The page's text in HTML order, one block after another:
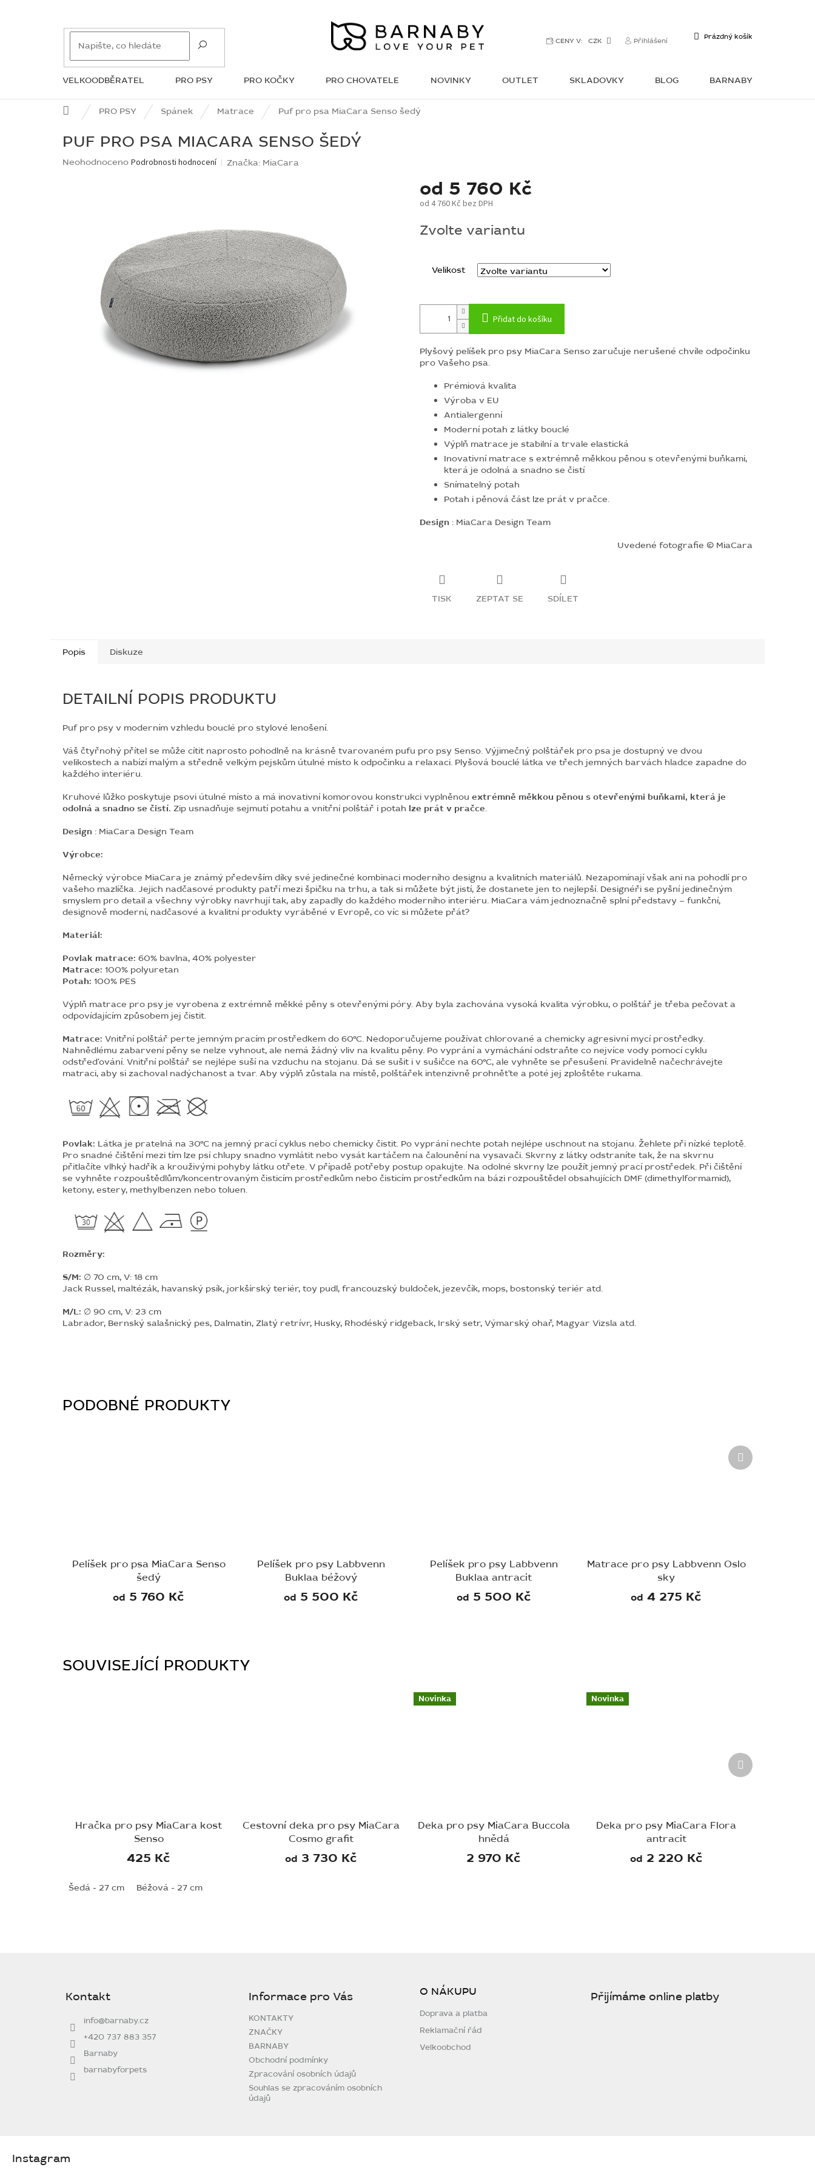
CENY V: CZK Přihlášení
NÁKUPNÍ
Prázdný košík
VELKOODBĚRATEL PRO PSY PRO KOČKY PRO CHOVATELE NOVINKY OUTLET SKLADOVKY BLOG BARNABY
ZNAČKY WISH LIST
Domů PRO PSY Spánek Matrace Puf pro psa MiaCara Senso šedý
PUF PRO PSA MIACARA SENSO ŠEDÝ
Průměrné
Neohodnoceno Podrobnosti hodnocení Značka: MiaCara
od 5 760 Kč
od 4 760 Kč bez DPH
cena:
Zvolte variantu
Velikost
Přidat do košíku
Plyšový pelíšek pro psy MiaCara Senso zaručuje nerušené chvíle odpočinku
pro Vašeho psa.
Prémiová kvalita
Výroba v EU
Antialergenní
Moderní potah z látky bouclé
Výplň matrace je stabilní a trvale elastická
Inovativní matrace s extrémně měkkou pěnou s otevřenými buňkami,
která je odolná a snadno se čistí
Snímatelný potah
Potah i pěnová část lze prát v pračce.
Design : MiaCara Design Team
Uvedené fotografie © MiaCara
TISK ZEPTAT SE SDÍLET
SOUVISEJÍCÍ PRODUKTY
Hračka pro psy MiaCara kost
Senso
425 Kč
Šedá - 27 cm Béžová - 27 cm
Cestovní deka pro psy MiaCara
Cosmo grafit
od 3 730 Kč
Novinka
Deka pro psy MiaCara Buccola
hnědá
2 970 Kč
Novinka
Deka pro psy MiaCara Flora
antracit
od 2 220 Kč
Další
produkt
Popis Diskuze
DETAILNÍ POPIS PRODUKTU
Puf pro psy v moderním vzhledu bouclé pro stylové lenošení.
Váš čtyřnohý přítel se může cítit naprosto pohodlně na krásně tvarovaném pufu pro psy Senso. Výjimečný polštářek pro psa je dostupný ve dvou
velikostech a nabízí malým a středně velkým pejskům útulné místo k odpočinku a relaxaci. Plyšová bouclé látka ve třech jemných barvách hladce zapadne do
každého interiéru.
Kruhové lůžko poskytuje psovi útulné místo a má inovativní komorovou konstrukci vyplněnou extrémně měkkou pěnou s otevřenými buňkami, která je
odolná a snadno se čistí. Zip usnadňuje sejmutí potahu a vnitřní polštář i potah lze prát v pračce.
Design : MiaCara Design Team
Výrobce:
Německý výrobce MiaCara je známý především díky své jedinečné kombinaci moderního designu a kvalitních materiálů. Nezapomínají však ani na pohodlí pro
vašeho mazlíčka. Jejich nadčasové produkty patří mezi špičku na trhu, a tak si můžete být jistí, že dostanete jen to nejlepší. Designéři se pyšní jedinečným
smyslem pro detail a všechny výrobky navrhují tak, aby zapadly do každého moderního interiéru. MiaCara vám jednoznačně splní představy – funkční,
designově moderní, nadčasové a kvalitní produkty vyráběné v Evropě, co víc si můžete přát?
Materiál:
Povlak matrace: 60% bavlna, 40% polyester
Matrace: 100% polyuretan
Potah: 100% PES
Výplň matrace pro psy je vyrobena z extrémně měkké pěny s otevřenými póry. Aby byla zachována vysoká kvalita výrobku, o polštář je třeba pečovat a
odpovídajícím způsobem jej čistit.
Matrace: Vnitřní polštář perte jemným pracím prostředkem do 60°C. Nedoporučujeme používat chlorované a chemicky agresivní mycí prostředky.
Nahnědlému zabarvení pěny se nelze vyhnout, ale nemá žádný vliv na kvalitu pěny. Po vyprání a vymáchání odstraňte co nejvíce vody pomocí cyklu
odstřeďování. Vnitřní polštář se nejlépe suší na vzduchu na stojanu. Dá se sušit i v sušičce na 60°C, ale vyhněte se přesušení. Pravidelně načechrávejte
matraci, aby si zachoval nadýchanost a tvar. Aby výplň zůstala na místě, polštářek intenzivně prohněťte a poté jej zploštěte rukama.
Povlak: Látka je pratelná na 30°C na jemný prací cyklus nebo chemicky čistit. Po vyprání nechte potah nejlépe uschnout na stojanu. Žehlete při nízké teplotě.
Pro snadné čištění mezi tím lze psí chlupy snadno vymlátit nebo vysát kartáčem na čalounění na vysavači. Skvrny z látky odstraníte tak, že na skvrnu
přitlačíte vlhký hadřík a krouživými pohyby látku otřete. V případě potřeby postup opakujte. Na odolné skvrny lze použít jemný prací prostředek. Při čištění
se vyhněte rozpouštědlům/koncentrovaným čisticím prostředkům nebo čisticím prostředkům na bázi rozpouštědel obsahujících DMF (dimethylformamid),
ketony, estery, methylbenzen nebo toluen.
Rozměry:
S/M: ∅ 70 cm, V: 18 cm
Jack Russel, maltézák, havanský psík, jorkšírský teriér, toy pudl, francouzský buldoček, jezevčík, mops, bostonský teriér atd.
M/L: ∅ 90 cm, V: 23 cm
Labrador, Bernský salašnický pes, Dalmatin, Zlatý retrívr, Husky, Rhodéský ridgeback, Irský setr, Výmarský ohař, Magyar Vizsla atd.
Pelíšek pro psa MiaCara Senso
šedý
od 5 760 Kč
Pelíšek pro psy Labbvenn
Buklaa béžový
od 5 500 Kč
Pelíšek pro psy Labbvenn
Buklaa antracit
od 5 500 Kč
Matrace pro psy Labbvenn Oslo
sky
od 4 275 Kč
Další
produkt
Kontakt
info@barnaby.cz
+420 737 883 357
Barnaby
barnabyforpets
Informace pro Vás
KONTAKTY
ZNAČKY
BARNABY
Obchodní podmínky
Zpracování osobních údajů
Souhlas se zpracováním osobních
údajů
O NÁKUPU
Doprava a platba
Reklamační řád
Velkoobchod
Přijímáme online platby
Instagram